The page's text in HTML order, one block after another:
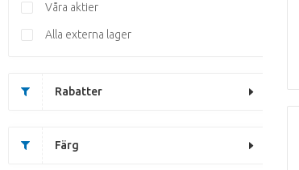
Våra aktier
Alla externa lager
Rabatter
Färg